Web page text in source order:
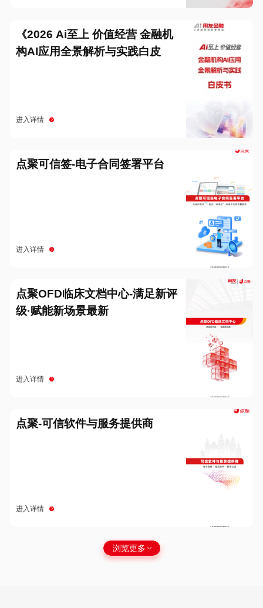
《2026 Ai至上 价值经营 金融机
构AI应用全景解析与实践白皮
进入详情
点聚可信签-电子合同签署平台
进入详情
点聚OFD临床文档中心-满足新评
级·赋能新场景最新
进入详情
点聚-可信软件与服务提供商
进入详情
浏览更多